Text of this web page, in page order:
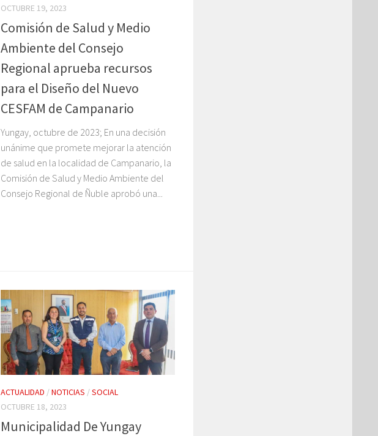
OCTUBRE 19, 2023
Comisión de Salud y Medio
Ambiente del Consejo
Regional aprueba recursos
para el Diseño del Nuevo
CESFAM de Campanario
Yungay, octubre de 2023; En una decisión
unánime que promete mejorar la atención
de salud en la localidad de Campanario, la
Comisión de Salud y Medio Ambiente del
Consejo Regional de Ñuble aprobó una...
ACTUALIDAD /NOTICIAS /SOCIAL
OCTUBRE 18, 2023
Municipalidad De Yungay